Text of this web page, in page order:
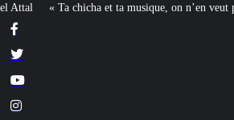
ta musique, on n’en veut pas » : la mairie RN